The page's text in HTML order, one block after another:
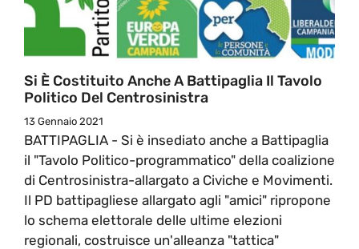
Si È Costituito Anche A Battipaglia Il Tavolo
Politico Del Centrosinistra
13 Gennaio 2021
BATTIPAGLIA - Si è insediato anche a Battipaglia
il "Tavolo Politico-programmatico" della coalizione
di Centrosinistra-allargato a Civiche e Movimenti.
Il PD battipagliese allargato agli "amici" ripropone
lo schema elettorale delle ultime elezioni
regionali, costruisce un'alleanza "tattica"